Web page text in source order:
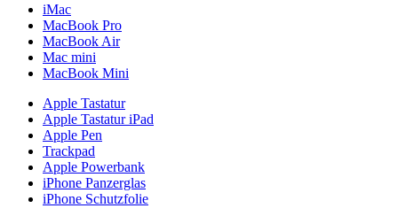
iMac
MacBook Pro
MacBook Air
Mac mini
MacBook Mini
Apple Tastatur
Apple Tastatur iPad
Apple Pen
Trackpad
Apple Powerbank
iPhone Panzerglas
iPhone Schutzfolie